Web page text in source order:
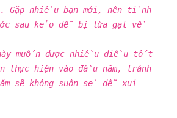
Gặp nhiều bạn mới, nên tỉnh
sau kẻo dễ bị lừa gạt về
này muốn được nhiều điều tốt
thực hiện vào đầu năm, tránh
sẽ không suôn sẻ dễ xui